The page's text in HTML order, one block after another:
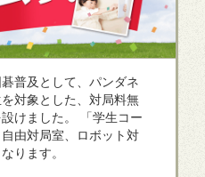
普及として、パンダネ
対象とした、対局料無
けました。 「学生コー
由対局室、ロボット対
ります。